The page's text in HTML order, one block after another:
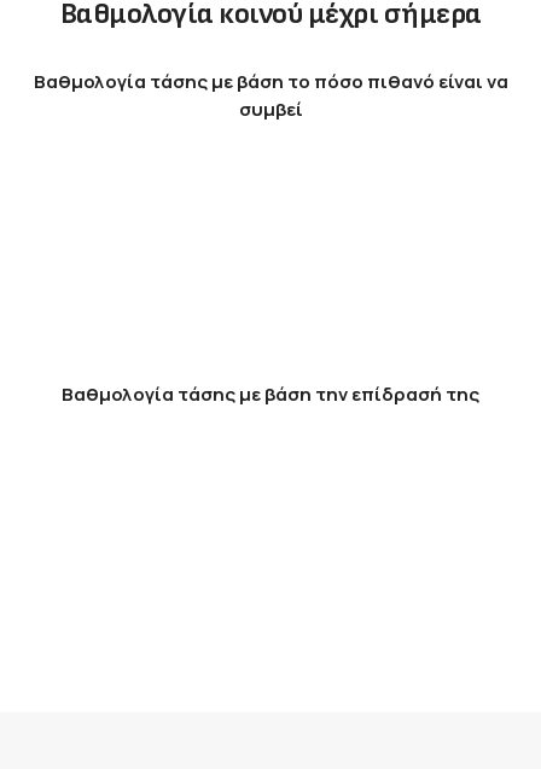
Βαθμολογία κοινού μέχρι σήμερα
Βαθμολογία τάσης με βάση το πόσο πιθανό είναι να
συμβεί
Βαθμολογία τάσης με βάση την επίδρασή της